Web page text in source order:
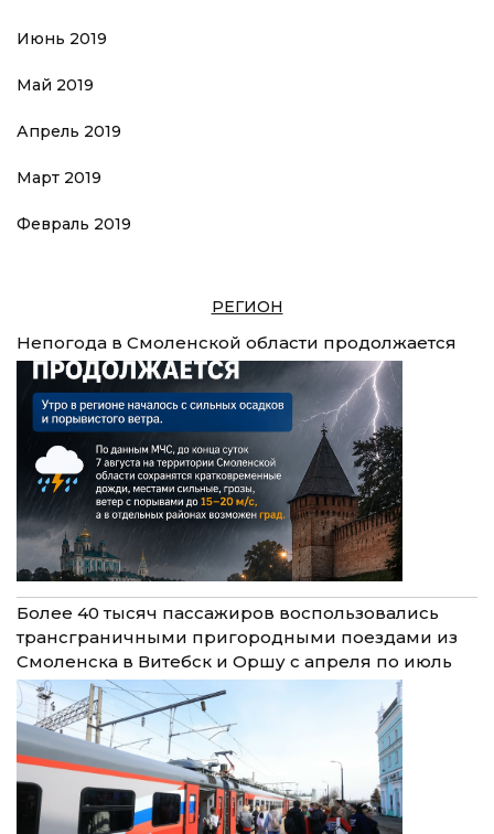
Июнь 2019
Май 2019
Апрель 2019
Март 2019
Февраль 2019
РЕГИОН
Непогода в Смоленской области продолжается
Более 40 тысяч пассажиров воспользовались
трансграничными пригородными поездами из
Смоленска в Витебск и Оршу с апреля по июль